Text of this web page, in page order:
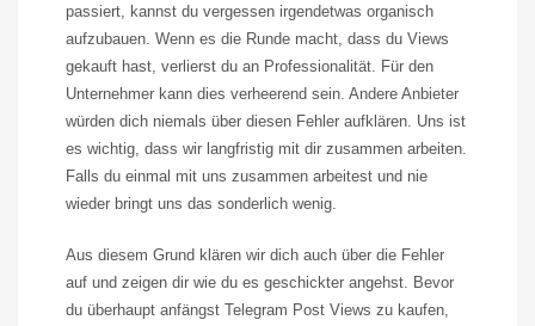
passiert, kannst du vergessen irgendetwas organisch
aufzubauen. Wenn es die Runde macht, dass du Views
gekauft hast, verlierst du an Professionalität. Für den
Unternehmer kann dies verheerend sein. Andere Anbieter
würden dich niemals über diesen Fehler aufklären. Uns ist
es wichtig, dass wir langfristig mit dir zusammen arbeiten.
Falls du einmal mit uns zusammen arbeitest und nie
wieder bringt uns das sonderlich wenig.
Aus diesem Grund klären wir dich auch über die Fehler
auf und zeigen dir wie du es geschickter angehst. Bevor
du überhaupt anfängst Telegram Post Views zu kaufen,